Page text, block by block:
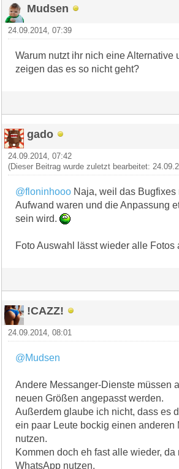
Mudsen
24.09.2014, 07:39
Warum nutzt ihr nich eine Alternative
zeigen das es so nicht geht?
gado
24.09.2014, 07:42
(Dieser Beitrag wurde zuletzt bearbeitet:
@floninhooo Naja, weil das Bugfixes
Aufwand waren und die Anpassung
sein wird.
Foto Auswahl lässt wieder alle Fotos
!CAZZ!
24.09.2014, 08:01
@Mudsen
Andere Messanger-Dienste müssen
neuen Größen angepasst werden.
Außerdem glaube ich nicht, dass es
ein paar Leute bockig einen anderen
nutzen.
Kommen doch eh fast alle wieder,
WhatsApp nutzen.